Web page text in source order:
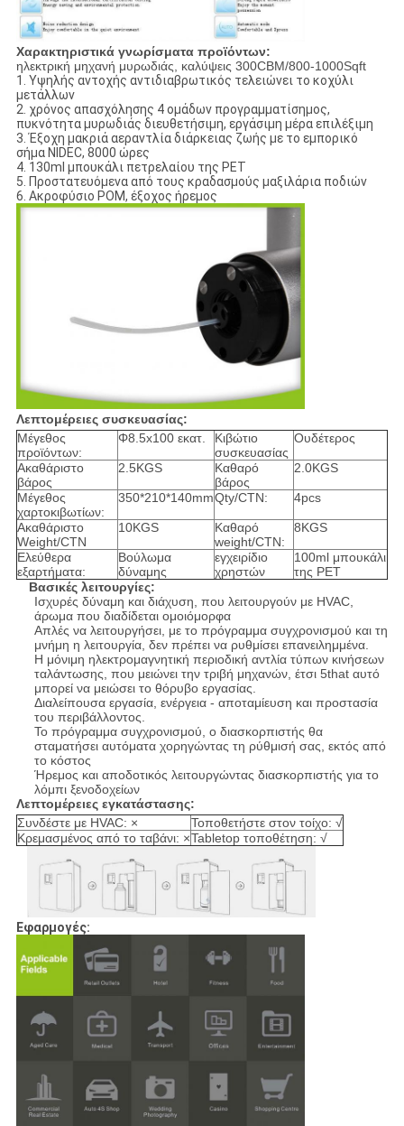
Χαρακτηριστικά γνωρίσματα προϊόντων:
ηλεκτρική μηχανή μυρωδιάς, καλύψεις 300CBM/800-1000Sqft
1. Υψηλής αντοχής αντιδιαβρωτικός τελειώνει το κοχύλι
μετάλλων
2. χρόνος απασχόλησης 4 ομάδων προγραμματίσημος,
πυκνότητα μυρωδιάς διευθετήσιμη, εργάσιμη μέρα επιλέξιμη
3. Έξοχη μακριά αεραντλία διάρκειας ζωής με το εμπορικό
σήμα NIDEC, 8000 ώρες
4. 130ml μπουκάλι πετρελαίου της PET
5. Προστατευόμενα από τους κραδασμούς μαξιλάρια ποδιών
6. Ακροφύσιο POM, έξοχος ήρεμος
Λεπτομέρειες συσκευασίας:
Μέγεθος
προϊόντων:
Φ8.5x100 εκατ.
Κιβώτιο
συσκευασίας
Ουδέτερος
Ακαθάριστο
βάρος
2.5KGS
Καθαρό
βάρος
2.0KGS
Μέγεθος
χαρτοκιβωτίων:
350*210*140mmQty/CTN: 4pcs
Ακαθάριστο
Weight/CTN
10KGS
Καθαρό
weight/CTN:
8KGS
Ελεύθερα
εξαρτήματα:
Βούλωμα
δύναμης
εγχειρίδιο
χρηστών
100ml μπουκάλι
της PET
Βασικές λειτουργίες:
Ισχυρές δύναμη και διάχυση, που λειτουργούν με HVAC,
άρωμα που διαδίδεται ομοιόμορφα
Απλές να λειτουργήσει, με το πρόγραμμα συγχρονισμού και τη
μνήμη η λειτουργία, δεν πρέπει να ρυθμίσει επανειλημμένα.
Η μόνιμη ηλεκτρομαγνητική περιοδική αντλία τύπων κινήσεων
ταλάντωσης, που μειώνει την τριβή μηχανών, έτσι 5that αυτό
μπορεί να μειώσει το θόρυβο εργασίας.
Διαλείπουσα εργασία, ενέργεια - αποταμίευση και προστασία
του περιβάλλοντος.
Το πρόγραμμα συγχρονισμού, ο διασκορπιστής θα
σταματήσει αυτόματα χορηγώντας τη ρύθμισή σας, εκτός από
το κόστος
Ήρεμος και αποδοτικός λειτουργώντας διασκορπιστής για το
λόμπι ξενοδοχείων
Λεπτομέρειες εγκατάστασης:
Συνδέστε με HVAC: ×
Τοποθετήστε στον τοίχο: √
Κρεμασμένος από το ταβάνι: ×Tabletop τοποθέτηση: √
Εφαρμογές: